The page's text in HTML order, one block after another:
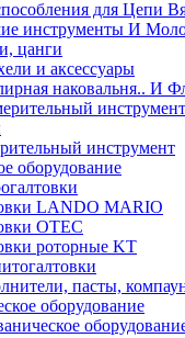
для Цепи
инструменты И
цанги
и аксессуары
наковальня.. И
инструмент
инструмент
оборудование
LANDO MARIO
OTEC
роторные KT
пасты,
оборудование